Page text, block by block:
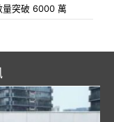
量突破 6000 萬